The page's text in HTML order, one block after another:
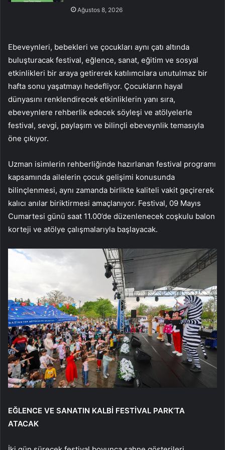
Ağustos 8, 2026
Ebeveynleri, bebekleri ve çocukları aynı çatı altında
buluşturacak festival, eğlence, sanat, eğitim ve sosyal
etkinlikleri bir araya getirerek katılımcılara unutulmaz bir
hafta sonu yaşatmayı hedefliyor. Çocukların hayal
dünyasını renklendirecek etkinliklerin yanı sıra,
ebeveynlere rehberlik edecek söyleşi ve atölyelerle
festival, sevgi, paylaşım ve bilinçli ebeveynlik temasıyla
öne çıkıyor.
Uzman isimlerin rehberliğinde hazırlanan festival programı
kapsamında ailelerin çocuk gelişimi konusunda
bilinçlenmesi, aynı zamanda birlikte kaliteli vakit geçirerek
kalıcı anılar biriktirmesi amaçlanıyor. Festival, 09 Mayıs
Cumartesi günü saat 11.00’de düzenlenecek coşkulu balon
korteji ve atölye çalışmalarıyla başlayacak.
EĞLENCE VE SANATIN KALBİ FESTİVAL PARK’TA
ATACAK